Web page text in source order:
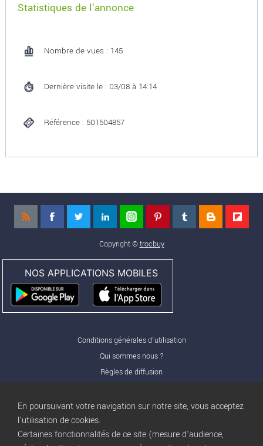
Statistiques de l'annonce
Nombre de vues : 145
Dernière visite le : 03/08 à 14:14
Référence : 501504857
Copyright ©trocbuy
NOS APPLICATIONS MOBILES
Conditions générales d'utilisation
Qui sommes nous ?
Règles de diffusion
Nos offres Pro
Publicité
En poursuivant votre navigation sur notre site, vous acceptez
l'utilisation de cookies.
Certaines fonctionnalités de ce site (mesure d'audience,